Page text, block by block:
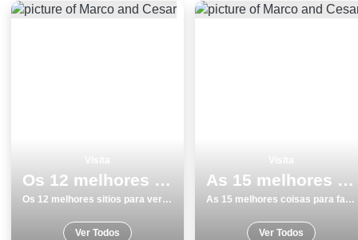
Os 12 melhores sitios para ver e visitar em Cascais
Os 12 melhores sitios para ver e visitar em Cascais
Ver Todos
As 15 melhores coisas para fazer no inverno em Monumentos na Guarda
As 15 melhores coisas para fazer no inverno em Monumentos na Guarda
Ver Todos